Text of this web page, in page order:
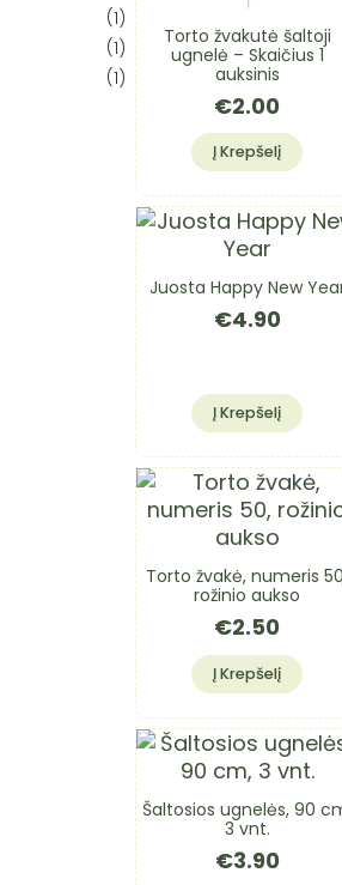
(1)
(1)
(1)
Torto žvakutė šaltoji
ugnelė – Skaičius 1
auksinis
€2.00
Į Krepšelį
Juosta Happy New
€4.90
Į Krepšelį
Torto žvakė, numeris
rožinio aukso
€2.50
Į Krepšelį
Šaltosios ugnelės, 90
3 vnt.
€3.90